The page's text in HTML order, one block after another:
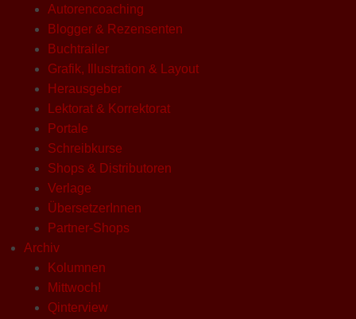
Autorencoaching
Blogger & Rezensenten
Buchtrailer
Grafik, Illustration & Layout
Herausgeber
Lektorat & Korrektorat
Portale
Schreibkurse
Shops & Distributoren
Verlage
ÜbersetzerInnen
Partner-Shops
Archiv
Kolumnen
Mittwoch!
Qinterview